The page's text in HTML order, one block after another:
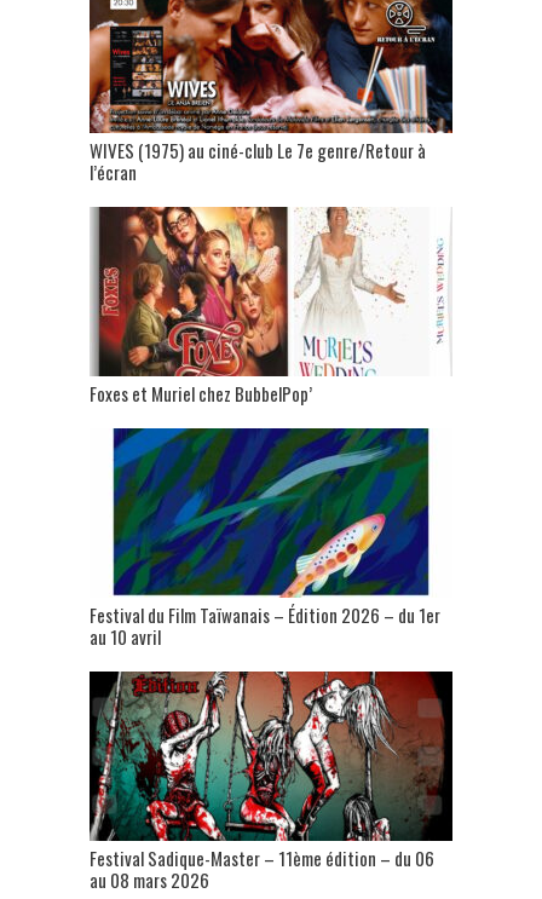
WIVES (1975) au ciné-club Le 7e genre/Retour à
l’écran
Foxes et Muriel chez BubbelPop’
Festival du Film Taïwanais – Édition 2026 – du 1er
au 10 avril
Festival Sadique-Master – 11ème édition – du 06
au 08 mars 2026